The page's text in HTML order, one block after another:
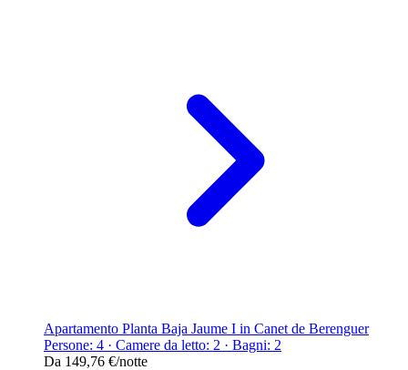
Apartamento Planta Baja Jaume I in Canet de Berenguer
Persone: 4 · Camere da letto: 2 · Bagni: 2
Da 149,76 €/notte